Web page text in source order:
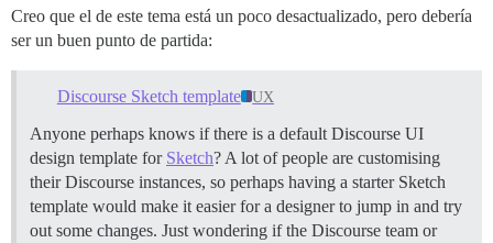
Creo que el de este tema está un poco desactualizado, pero debería
ser un buen punto de partida:
Discourse Sketch template UX
Anyone perhaps knows if there is a default Discourse UI
design template for Sketch? A lot of people are customising
their Discourse instances, so perhaps having a starter Sketch
template would make it easier for a designer to jump in and try
out some changes. Just wondering if the Discourse team or